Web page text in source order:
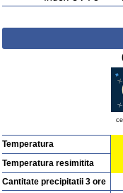
Temperatura
Temperatura resimitita
Cantitate precipitatii 3 ore